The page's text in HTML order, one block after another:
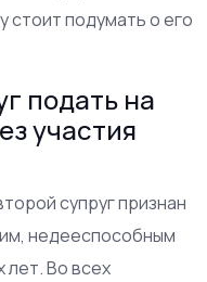
стоит подумать о его
подать на
участия
супруг признан
недееспособным
лет. Во всех